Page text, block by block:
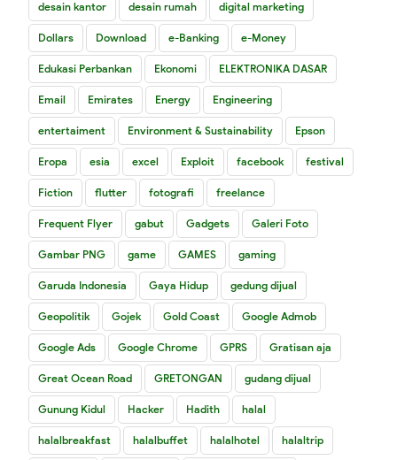
desain kantor desain rumah digital marketing
Dollars Download e-Banking e-Money
Edukasi Perbankan Ekonomi ELEKTRONIKA DASAR
Email Emirates Energy Engineering
entertaiment Environment & Sustainability Epson
Eropa esia excel Exploit facebook festival
Fiction flutter fotografi freelance
Frequent Flyer gabut Gadgets Galeri Foto
Gambar PNG game GAMES gaming
Garuda Indonesia Gaya Hidup gedung dijual
Geopolitik Gojek Gold Coast Google Admob
Google Ads Google Chrome GPRS Gratisan aja
Great Ocean Road GRETONGAN gudang dijual
Gunung Kidul Hacker Hadith halal
halalbreakfast halalbuffet halalhotel halaltrip